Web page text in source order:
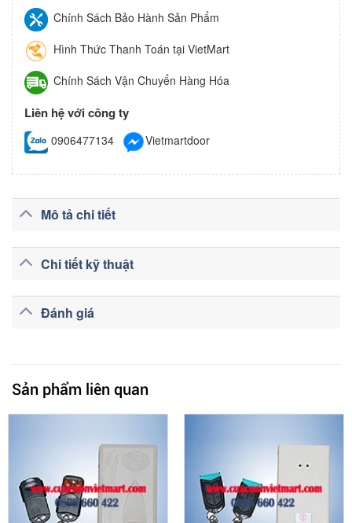
Chính Sách Bảo Hành Sản Phẩm
Hình Thức Thanh Toán tại VietMart
Chính Sách Vận Chuyển Hàng Hóa
Liên hệ với công ty
0906477134 Vietmartdoor
Mô tả chi tiết
Chi tiết kỹ thuật
Đánh giá
Sản phẩm liên quan